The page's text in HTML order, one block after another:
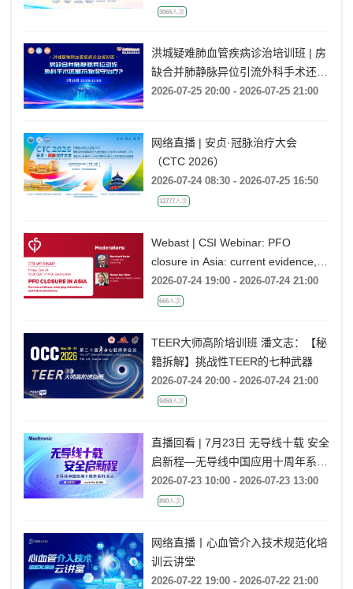
3065人次
洪城疑难肺血管疾病诊治培训班 | 房
缺合并肺静脉异位引流外科手术还是
药物保守治疗?
2026-07-25 20:00 - 2026-07-25 21:00
网络直播 | 安贞·冠脉治疗大会
（CTC 2026）
2026-07-24 08:30 - 2026-07-25 16:50
12777人次
Webast | CSI Webinar: PFO
closure in Asia: current evidence,
emerging indications and future
directions
2026-07-24 19:00 - 2026-07-24 21:00
666人次
TEER大师高阶培训班 潘文志：【秘
籍拆解】挑战性TEER的七种武器
2026-07-24 20:00 - 2026-07-24 21:00
9459人次
直播回看 | 7月23日 无导线十载 安全
启新程—无导线中国应用十周年系列
活动
2026-07-23 10:00 - 2026-07-23 13:00
890人次
网络直播丨心血管介入技术规范化培
训云讲堂
2026-07-22 19:00 - 2026-07-22 21:00